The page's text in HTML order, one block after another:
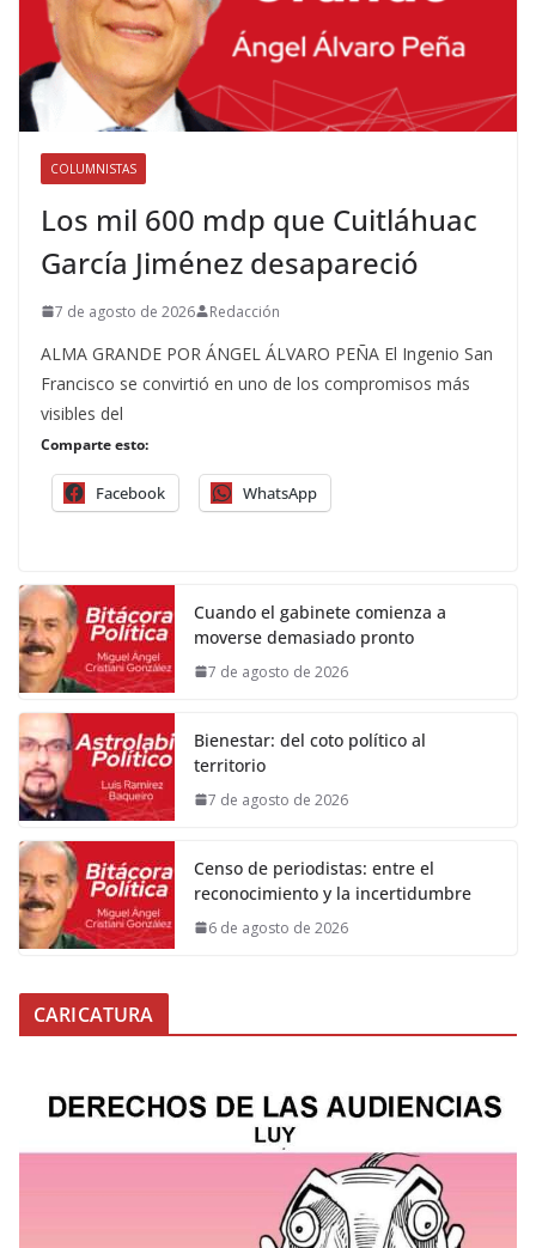
COLUMNISTAS
Los mil 600 mdp que Cuitláhuac
García Jiménez desapareció
7 de agosto de 2026 Redacción
ALMA GRANDE POR ÁNGEL ÁLVARO PEÑA El Ingenio San
Francisco se convirtió en uno de los compromisos más
visibles del
Comparte esto:
Facebook WhatsApp
Cuando el gabinete comienza a
moverse demasiado pronto
7 de agosto de 2026
Bienestar: del coto político al
territorio
7 de agosto de 2026
Censo de periodistas: entre el
reconocimiento y la incertidumbre
6 de agosto de 2026
CARICATURA